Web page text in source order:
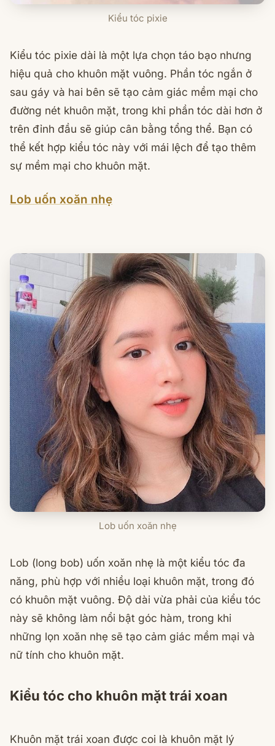
Kiểu tóc pixie
Kiểu tóc pixie dài là một lựa chọn táo bạo nhưng
hiệu quả cho khuôn mặt vuông. Phần tóc ngắn ở
sau gáy và hai bên sẽ tạo cảm giác mềm mại cho
đường nét khuôn mặt, trong khi phần tóc dài hơn ở
trên đỉnh đầu sẽ giúp cân bằng tổng thể. Bạn có
thể kết hợp kiểu tóc này với mái lệch để tạo thêm
sự mềm mại cho khuôn mặt.
Lob uốn xoăn nhẹ
Lob uốn xoăn nhẹ
Lob (long bob) uốn xoăn nhẹ là một kiểu tóc đa
năng, phù hợp với nhiều loại khuôn mặt, trong đó
có khuôn mặt vuông. Độ dài vừa phải của kiểu tóc
này sẽ không làm nổi bật góc hàm, trong khi
những lọn xoăn nhẹ sẽ tạo cảm giác mềm mại và
nữ tính cho khuôn mặt.
Kiểu tóc cho khuôn mặt trái xoan
Khuôn mặt trái xoan được coi là khuôn mặt lý